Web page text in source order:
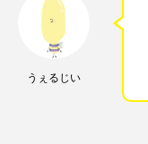
うぇるじい